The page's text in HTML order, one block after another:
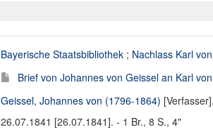
Bayerische Staatsbibliothek ; Nachlass Karl
Brief von Johannes von Geissel an Karl
Geissel, Johannes von (1796-1864)
26.07.1841 [26.07.1841]. - 1 Br., 8 S., 4"